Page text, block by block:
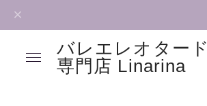
バレエレオタード
専門店 Linarina